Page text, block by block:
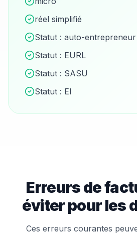
réel simplifié
Statut : auto-entrepreneur
Statut : EURL
Statut : SASU
Statut : EI
Erreurs de
éviter pour les
Ces erreurs courantes